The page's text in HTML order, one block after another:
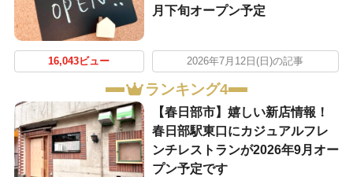
月下旬オープン予定
16,043ビュー 2026年7月12日(日)の記事
ランキング4
【春日部市】嬉しい新店情報！
春日部駅東口にカジュアルフレ
ンチレストランが2026年9月オー
プン予定です